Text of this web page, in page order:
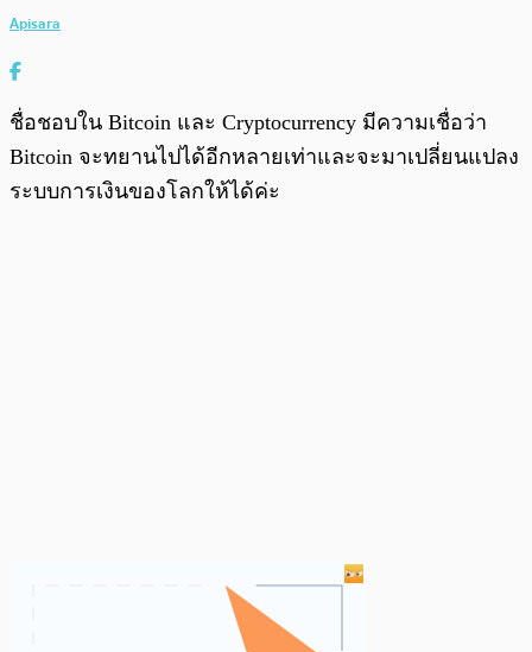
Apisara
ชื่อชอบใน Bitcoin และ Cryptocurrency มีความเชื่อว่า
Bitcoin จะทยานไปได้อีกหลายเท่าและจะมาเปลี่ยนแปลง
ระบบการเงินของโลกให้ได้ค่ะ